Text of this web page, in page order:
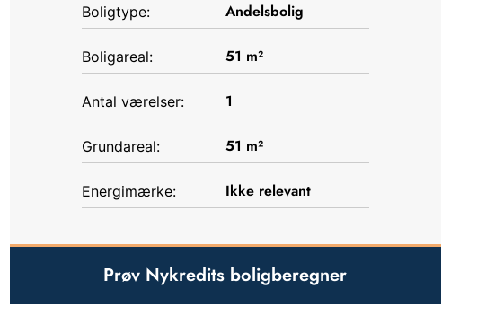
Boligtype: Andelsbolig
Boligareal: 51 m²
Antal værelser: 1
Grundareal: 51 m²
Energimærke: Ikke relevant
Prøv Nykredits boligberegner